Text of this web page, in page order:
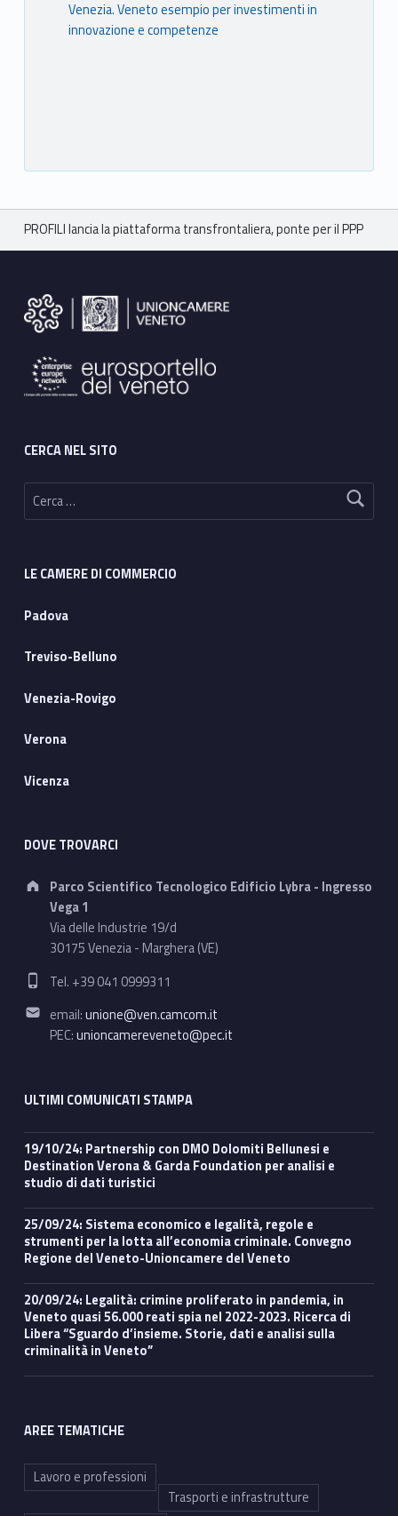
Venezia. Veneto esempio per investimenti in
innovazione e competenze
Breadcrumbs navigation
PROFILI lancia la piattaforma transfrontaliera, ponte per il PPP
CERCA NEL SITO
Ricerca per:
LE CAMERE DI COMMERCIO
Padova
Treviso-Belluno
Venezia-Rovigo
Verona
Vicenza
DOVE TROVARCI
Address:
Parco Scientifico Tecnologico Edificio Lybra - Ingresso
Vega 1
Via delle Industrie 19/d
30175 Venezia - Marghera (VE)
Phone number:
Tel. +39 041 0999311
Email address:
email:unione@ven.camcom.it
PEC:unioncamereveneto@pec.it
ULTIMI COMUNICATI STAMPA
19/10/24: Partnership con DMO Dolomiti Bellunesi e
Destination Verona & Garda Foundation per analisi e
studio di dati turistici
25/09/24: Sistema economico e legalità, regole e
strumenti per la lotta all’economia criminale. Convegno
Regione del Veneto-Unioncamere del Veneto
20/09/24: Legalità: crimine proliferato in pandemia, in
Veneto quasi 56.000 reati spia nel 2022-2023. Ricerca di
Libera “Sguardo d’insieme. Storie, dati e analisi sulla
criminalità in Veneto”
AREE TEMATICHE
Lavoro e professioni
Trasporti e infrastrutture